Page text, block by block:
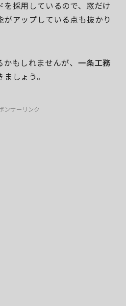
を採用しているので、窓だけ
がアップしている点も抜かり
もしれませんが、 一条工務
しょう。
ンサーリンク